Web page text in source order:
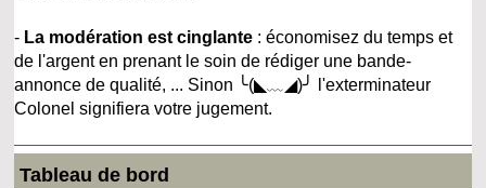
- La modération est cinglante : économisez du temps et
de l'argent en prenant le soin de rédiger une bande-
annonce de qualité, ... Sinon ╰(◣﹏◢)╯ l'exterminateur
Colonel signifiera votre jugement.
Tableau de bord